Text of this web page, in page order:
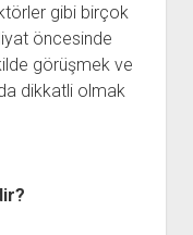
gibi birçok
öncesinde
görüşmek ve
dikkatli olmak